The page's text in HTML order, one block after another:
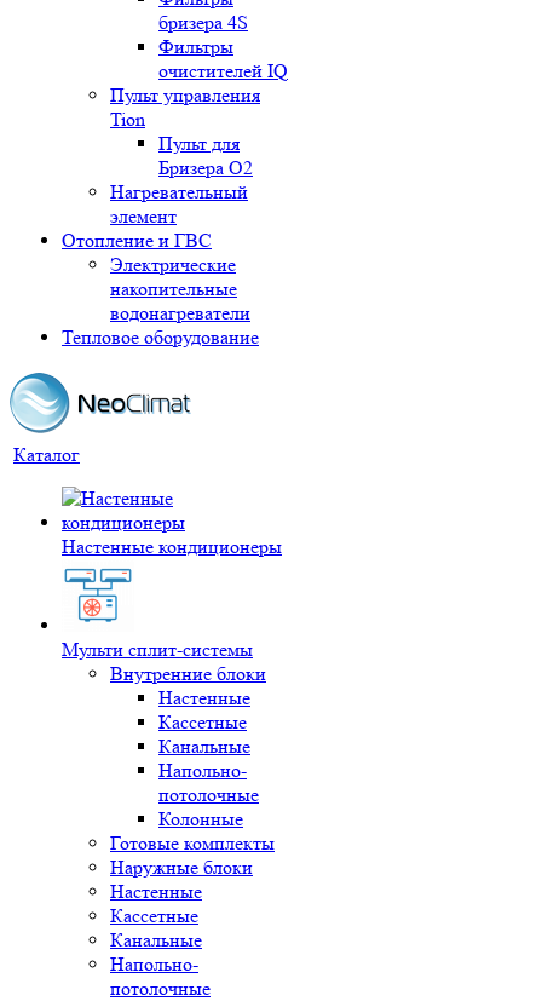
бризера 4S
Фильтры
очистителей IQ
Пульт управления
Tion
Пульт для
Бризера O2
Нагревательный
элемент
Отопление и ГВС
Электрические
накопительные
водонагреватели
Тепловое оборудование
Каталог
Настенные кондиционеры
Мульти сплит-системы
Внутренние блоки
Настенные
Кассетные
Канальные
Напольно-
потолочные
Колонные
Готовые комплекты
Наружные блоки
Настенные
Кассетные
Канальные
Напольно-
потолочные